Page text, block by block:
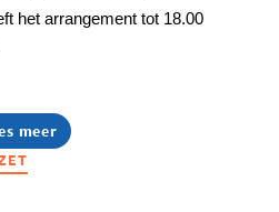
het arrangement tot 18.00
meer